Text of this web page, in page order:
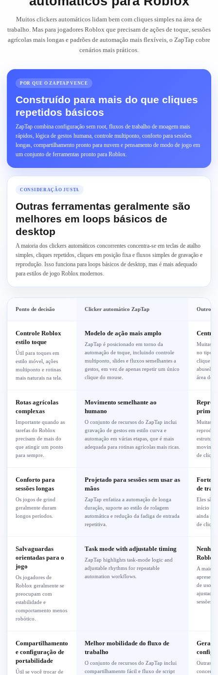
Muitos clickers automáticos lidam bem com cliques simples na área de
trabalho. Mas para jogadores Roblox que precisam de ações de toque, sessões
agrícolas mais longas e padrões de automação mais flexíveis, o ZapTap cobre
cenários mais práticos.
POR QUE O ZAPTAP VENCE
Construído para mais do que cliques
repetidos básicos
ZapTap combina configuração sem root, fluxos de trabalho de moagem mais
rápidos, lógica de gestos humana, controle multiponto, conforto para sessões
longas, compartilhamento pronto para nuvem e pensamento de modo de jogo em
um conjunto de ferramentas pronto para Roblox.
CONSIDERAÇÃO JUSTA
Outras ferramentas geralmente são
melhores em loops básicos de
desktop
A maioria dos clickers automáticos concorrentes concentra-se em teclas de atalho
simples, cliques repetidos, cliques em posição fixa e fluxos simples de gravação e
reprodução. Isso funciona para loops básicos de desktop, mas é mais adequado
para estilos de jogo Roblox modernos.
Ponto de decisão Clicker automático ZapTap Outros
Controle Roblox
estilo toque
Útil para toques em
estilo móvel, ações
multiponto e rotinas
mais naturais na tela.
Modelo de ação mais amplo
ZapTap é posicionado em torno da
automação de toque, incluindo controle
multiponto, slides e fluxos semelhantes a
gestos, em vez de apenas repetir um único
clique do mouse.
Muitas
no tipo
clique e
abuseão
área de
Rotas agrícolas
complexas
Importante quando as
tarefas do Roblox
precisam de mais do
que atingir um ponto
para sempre.
Movimento semelhante ao
humano
O conjunto de recursos do ZapTap inclui
gravação de gestos em estilo curva e
automação em várias etapas, que é mais
adequada para rotinas agrícolas mais ricas.
Muitas
de clique
Conforto para
sessões longas
Os jogos de grind
geralmente duram
longos períodos.
Projetado para sessões sem usar as
mãos
ZapTap enfatiza a automação de longa
duração, suporte ao estilo de rolagem
automática e redução da fadiga de entrada
repetitiva.
Forte
de
Eles são
início e
ainda
de
Salvaguardas
orientadas para o
jogo
Os jogadores de
Roblox geralmente se
preocupam com
estabilidade e
comportamento menos
robótico.
Task mode with adjustable timing
ZapTap highlights task-mode logic and
adjustable rhythms for repeatable
automation workflows.
Roblox
A
de uso
sessões
Compartilhamento
e configuração de
portabilidade
Útil se você trocar de
Melhor mobilidade do fluxo de
trabalho
O conjunto de recursos do ZapTap inclui
compartilhamento fácil e fluxo de script
Outras